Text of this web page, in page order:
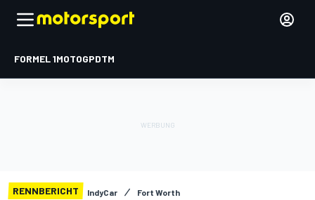
FORMEL 1MOTOGPDTM
RENNBERICHT IndyCar Fort Worth